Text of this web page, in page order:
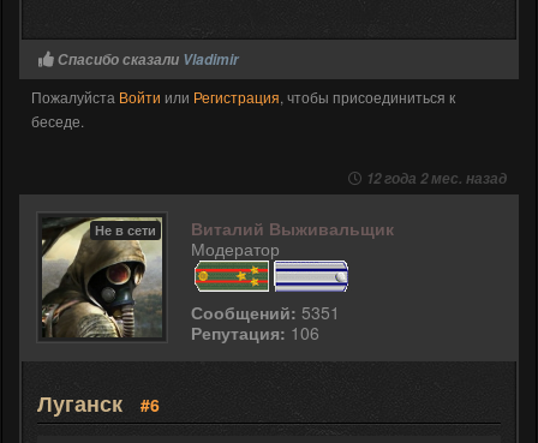
Спасибо сказали Vladimir
Пожалуйста Войти или Регистрация, чтобы присоединиться к
беседе.
12 года 2 мес. назад
Не в сети
Виталий Выживальщик
Модератор
Сообщений: 5351
Репутация: 106
Луганск #6